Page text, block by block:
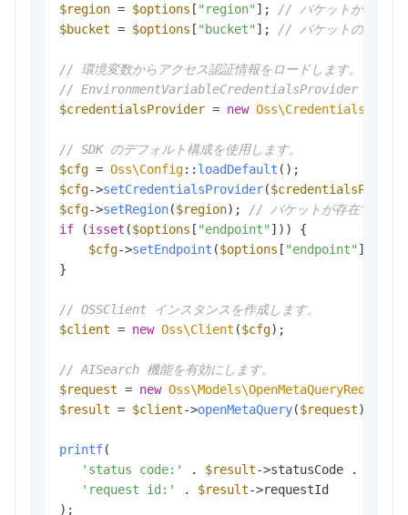
$region = $options [ "region" ];
// バケットが存在す
$bucket = $options [ "bucket" ]; // バケットの名前。
// 環境変数からアクセス認証情報をロードします。
// EnvironmentVariableCredentialsProvider を使用し
$credentialsProvider = new
// SDK のデフォルト構成を使用します。
$cfg = Oss\Config:: loadDefault
$cfg->setCredentialsProvider(
$cfg->setRegion($region);
// バケットが存在するリ
if (isset ($options [ "endpoint" ])) {
$cfg->setEndpoint ($options [ "endpoint" ]);
}
// OSSClient インスタンスを作成します。
$client = new Oss\Client ($cfg);
// AISearch 機能を有効にします。
$request = new Oss\Models\OpenMetaQueryRequest
$result = $client->openMetaQuery($request);
printf(
'status code:'
. $result->statusCode .
'request id:'
. $result->requestId
);